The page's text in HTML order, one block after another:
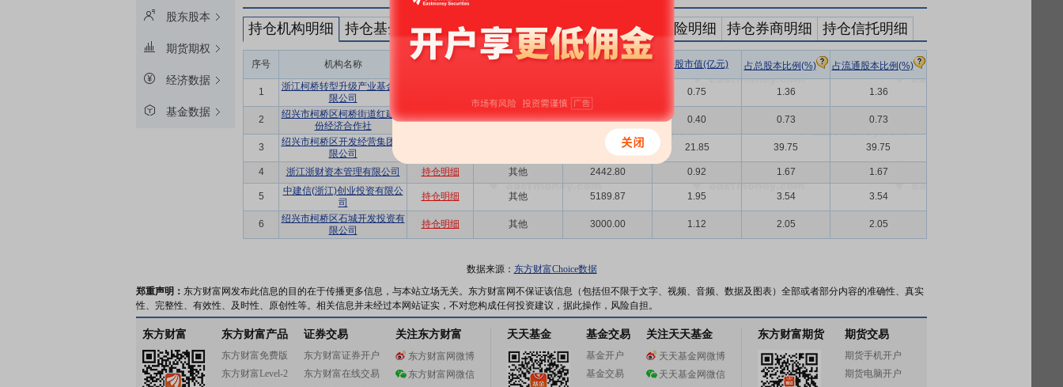
股东股本
期货期权
经济数据
基金数据
持仓机构明细 持仓基金明细 持仓QFII明细 持仓社保明细 持仓保险明细 持仓券商明细 持仓信托明细
序号 机构名称 持股市值(亿元) 占总股本比例(%) 占流通股本比例(%)
1
浙江柯桥转型升级产业基金有
限公司
0.75 1.36 1.36
2
绍兴市柯桥区柯桥街道红建股
份经济合作社
持仓明细 其他 1073.80 0.40 0.73 0.73
3
绍兴市柯桥区开发经营集团有
限公司
58267.84 21.85 39.75 39.75
4 浙江浙财资本管理有限公司 持仓明细 其他 2442.80 0.92 1.67 1.67
5
中建信(浙江)创业投资有限公
司
持仓明细 其他 5189.87 1.95 3.54 3.54
6
绍兴市柯桥区石城开发投资有
限公司
持仓明细 其他 3000.00 1.12 2.05 2.05
数据来源： 东方财富Choice数据
郑重声明： 东方财富网发布此信息的目的在于传播更多信息，与本站立场无关。东方财富网不保证该信息（包括但不限于文字、视频、音频、数据及图表）全部或者部分内容的准确性、真实
性、完整性、有效性、及时性、原创性等。相关信息并未经过本网站证实，不对您构成任何投资建议，据此操作，风险自担。
东方财富 东方财富产品
东方财富免费版
东方财富Level-2
证券交易
东方财富证券开户
东方财富在线交易
关注东方财富
东方财富网微博
东方财富网微信
天天基金 基金交易
基金开户
基金交易
关注天天基金
天天基金网微博
天天基金网微信
东方财富期货 期货交易
期货手机开户
期货电脑开户